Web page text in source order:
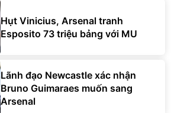
Hụt Vinicius, Arsenal tranh
Esposito 73 triệu bảng với MU
Lãnh đạo Newcastle xác nhận
Bruno Guimaraes muốn sang
Arsenal